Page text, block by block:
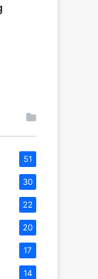
51
30
22
20
17
14